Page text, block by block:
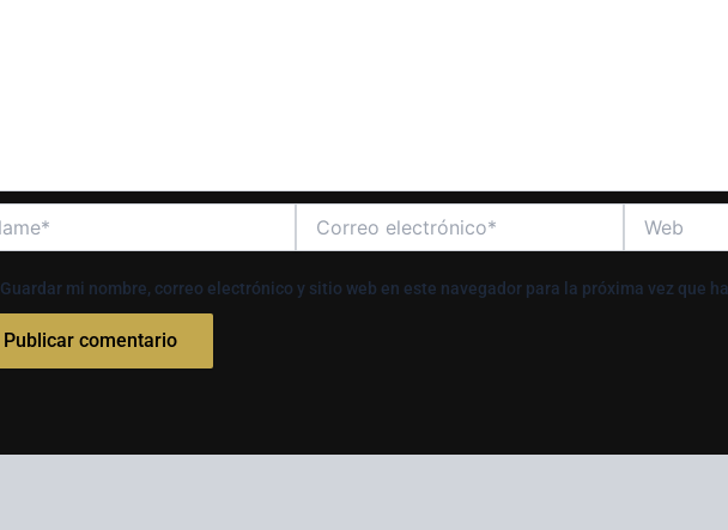
electrónico*
Guardar mi nombre, correo electrónico y sitio web en este navegador para la próxima vez que